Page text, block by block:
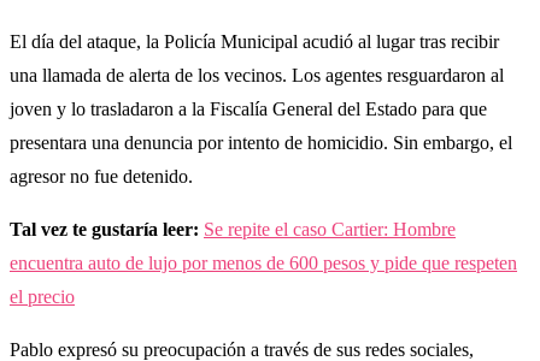
El día del ataque, la Policía Municipal acudió al lugar tras recibir
una llamada de alerta de los vecinos. Los agentes resguardaron al
joven y lo trasladaron a la Fiscalía General del Estado para que
presentara una denuncia por intento de homicidio. Sin embargo, el
agresor no fue detenido.
Tal vez te gustaría leer: Se repite el caso Cartier: Hombre
encuentra auto de lujo por menos de 600 pesos y pide que respeten
el precio
Pablo expresó su preocupación a través de sus redes sociales,